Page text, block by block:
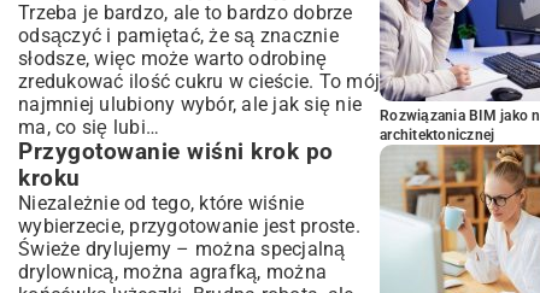
Trzeba je bardzo, ale to bardzo dobrze
odsączyć i pamiętać, że są znacznie
słodsze, więc może warto odrobinę
zredukować ilość cukru w cieście. To mój
najmniej ulubiony wybór, ale jak się nie
ma, co się lubi…
Przygotowanie wiśni krok po
kroku
Niezależnie od tego, które wiśnie
wybierzecie, przygotowanie jest proste.
Świeże drylujemy – można specjalną
drylownicą, można agrafką, można
Rozwiązania BIM jako
architektonicznej